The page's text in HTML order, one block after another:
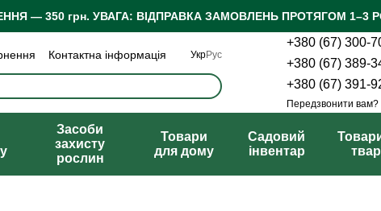
— 350 грн. УВАГА: ВІДПРАВКА ЗАМОВЛЕНЬ ПРОТЯГОМ 1–3
Контактна інформація
Відгуки про магазин
УкрРус
+380 (67) 300-
+380 (67) 389-
+380 (67) 391-
Передзвонити вам?
Засоби
захисту
рослин
Товари
для дому
Садовий
інвентар